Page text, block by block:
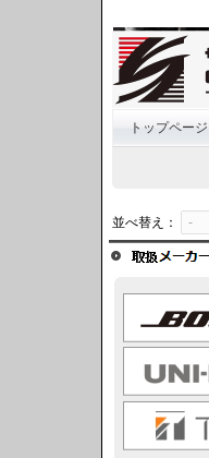
トップページ
並べ替え：